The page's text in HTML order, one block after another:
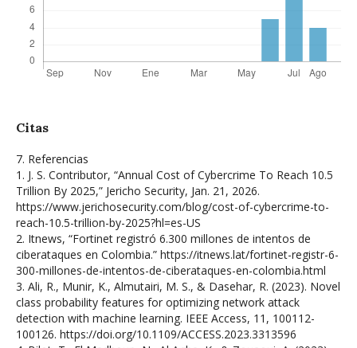
Citas
7. Referencias
1. J. S. Contributor, “Annual Cost of Cybercrime To Reach 10.5
Trillion By 2025,” Jericho Security, Jan. 21, 2026.
https://www.jerichosecurity.com/blog/cost-of-cybercrime-to-
reach-10.5-trillion-by-2025?hl=es-US
2. Itnews, “Fortinet registró 6.300 millones de intentos de
ciberataques en Colombia.” https://itnews.lat/fortinet-registr-6-
300-millones-de-intentos-de-ciberataques-en-colombia.html
3. Ali, R., Munir, K., Almutairi, M. S., & Dasehar, R. (2023). Novel
class probability features for optimizing network attack
detection with machine learning. IEEE Access, 11, 100112-
100126. https://doi.org/10.1109/ACCESS.2023.3313596